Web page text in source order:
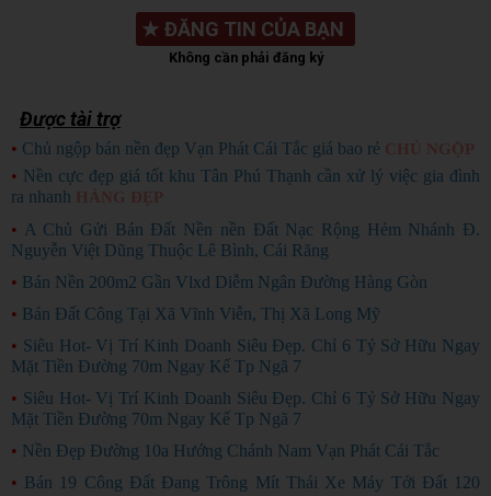
★ ĐĂNG TIN CỦA BẠN
Không cần phải đăng ký
Được tài trợ
• Chủ ngộp bán nền đẹp Vạn Phát Cái Tắc giá bao rẻ
• Nền cực đẹp giá tốt khu Tân Phú Thạnh cần xử lý việc gia đình
ra nhanh
• A Chủ Gửi Bán Đất Nền nền Đất Nạc Rộng Hẻm Nhánh Đ.
Nguyễn Việt Dũng Thuộc Lê Bình, Cái Răng
• Bán Nền 200m2 Gần Vlxd Diễm Ngân Đường Hàng Gòn
• Bán Đất Công Tại Xã Vĩnh Viễn, Thị Xã Long Mỹ
• Siêu Hot- Vị Trí Kinh Doanh Siêu Đẹp. Chỉ 6 Tỷ Sở Hữu Ngay
Mặt Tiền Đường 70m Ngay Kế Tp Ngã 7
• Siêu Hot- Vị Trí Kinh Doanh Siêu Đẹp. Chỉ 6 Tỷ Sở Hữu Ngay
Mặt Tiền Đường 70m Ngay Kế Tp Ngã 7
• Nền Đẹp Đường 10a Hướng Chánh Nam Vạn Phát Cái Tắc
• Bán 19 Công Đất Đang Trông Mít Thái Xe Máy Tới Đất 120